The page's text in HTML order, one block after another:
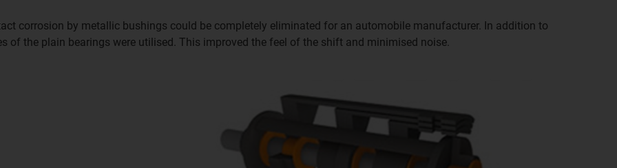
corrosion by metallic bushings could be completely eliminated for an automobile manufacturer. In addition to
of the plain bearings were utilised. This improved the feel of the shift and minimised noise.